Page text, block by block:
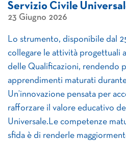
Servizio Civile
23 Giugno 2026
Lo strumento, disponibile dal
collegare le attività progettuali
delle Qualificazioni, rendendo
apprendimenti maturati
Un’innovazione pensata per
rafforzare il valore educativo
Universale.Le competenze
sfida è di renderle